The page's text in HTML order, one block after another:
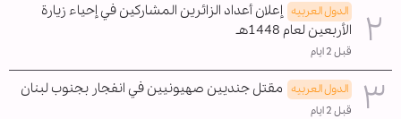
الدول العربیه إعلان أعداد الزائرين المشاركين في إحياء زيارة
الأربعين لعام 1448هـ
قبل 2 ايام
الدول العربیه مقتل جنديين صهيونيين في انفجار بجنوب لبنان
قبل 2 ايام